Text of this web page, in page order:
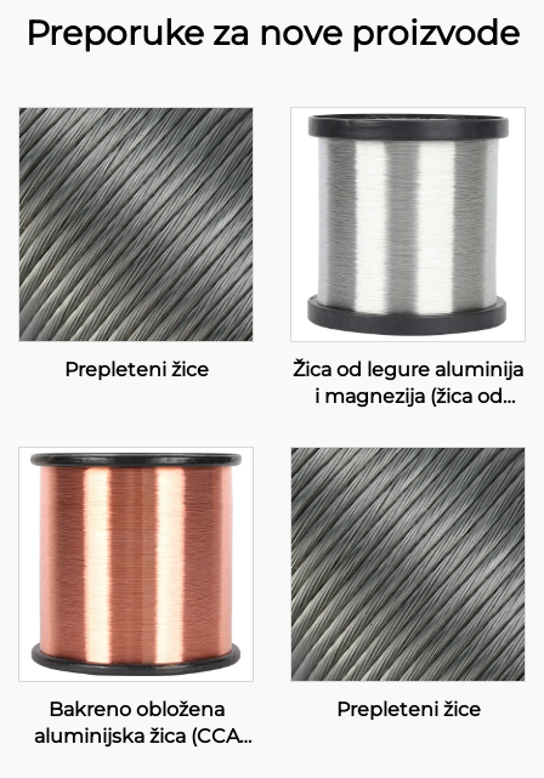
Preporuke za nove proizvode
Prepleteni žice
Žica od legure aluminija
i magnezija (žica od
Bakreno obložena
aluminijska žica (CCA
Prepleteni žice